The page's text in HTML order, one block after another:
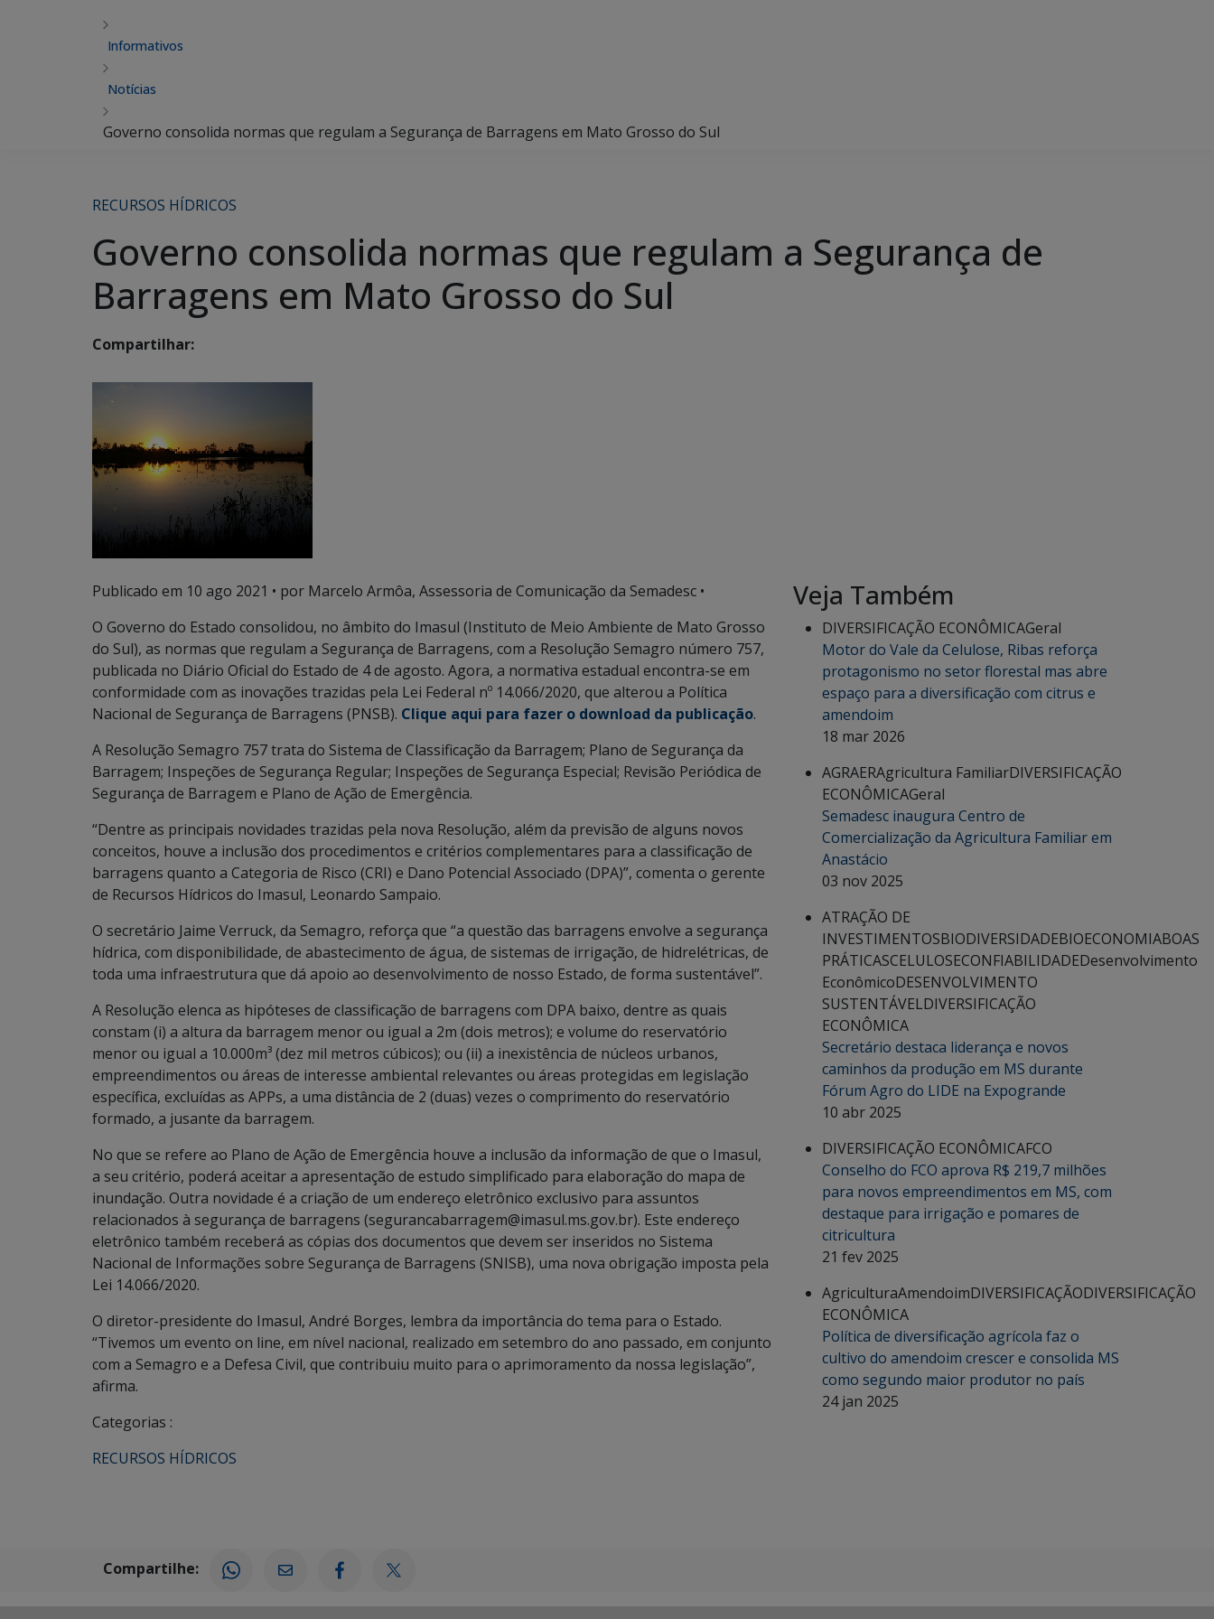
Informativos
Notícias
Governo consolida normas que regulam a Segurança de Barragens em Mato Grosso do Sul
RECURSOS HÍDRICOS
Governo consolida normas que regulam a Segurança de
Barragens em Mato Grosso do Sul
Compartilhar:
Publicado em 10 ago 2021 • por Marcelo Armôa, Assessoria de Comunicação da Semadesc •
O Governo do Estado consolidou, no âmbito do Imasul (Instituto de Meio Ambiente de Mato Grosso
do Sul), as normas que regulam a Segurança de Barragens, com a Resolução Semagro número 757,
publicada no Diário Oficial do Estado de 4 de agosto. Agora, a normativa estadual encontra-se em
conformidade com as inovações trazidas pela Lei Federal nº 14.066/2020, que alterou a Política
Nacional de Segurança de Barragens (PNSB). Clique aqui para fazer o download da publicação.
A Resolução Semagro 757 trata do Sistema de Classificação da Barragem; Plano de Segurança da
Barragem; Inspeções de Segurança Regular; Inspeções de Segurança Especial; Revisão Periódica de
Segurança de Barragem e Plano de Ação de Emergência.
“Dentre as principais novidades trazidas pela nova Resolução, além da previsão de alguns novos
conceitos, houve a inclusão dos procedimentos e critérios complementares para a classificação de
barragens quanto a Categoria de Risco (CRI) e Dano Potencial Associado (DPA)”, comenta o gerente
de Recursos Hídricos do Imasul, Leonardo Sampaio.
O secretário Jaime Verruck, da Semagro, reforça que “a questão das barragens envolve a segurança
hídrica, com disponibilidade, de abastecimento de água, de sistemas de irrigação, de hidrelétricas, de
toda uma infraestrutura que dá apoio ao desenvolvimento de nosso Estado, de forma sustentável”.
A Resolução elenca as hipóteses de classificação de barragens com DPA baixo, dentre as quais
constam (i) a altura da barragem menor ou igual a 2m (dois metros); e volume do reservatório
menor ou igual a 10.000m³ (dez mil metros cúbicos); ou (ii) a inexistência de núcleos urbanos,
empreendimentos ou áreas de interesse ambiental relevantes ou áreas protegidas em legislação
específica, excluídas as APPs, a uma distância de 2 (duas) vezes o comprimento do reservatório
formado, a jusante da barragem.
No que se refere ao Plano de Ação de Emergência houve a inclusão da informação de que o Imasul,
a seu critério, poderá aceitar a apresentação de estudo simplificado para elaboração do mapa de
inundação. Outra novidade é a criação de um endereço eletrônico exclusivo para assuntos
relacionados à segurança de barragens (segurancabarragem@imasul.ms.gov.br). Este endereço
eletrônico também receberá as cópias dos documentos que devem ser inseridos no Sistema
Nacional de Informações sobre Segurança de Barragens (SNISB), uma nova obrigação imposta pela
Lei 14.066/2020.
O diretor-presidente do Imasul, André Borges, lembra da importância do tema para o Estado.
“Tivemos um evento on line, em nível nacional, realizado em setembro do ano passado, em conjunto
com a Semagro e a Defesa Civil, que contribuiu muito para o aprimoramento da nossa legislação”,
afirma.
Categorias :
RECURSOS HÍDRICOS
Veja Também
DIVERSIFICAÇÃO ECONÔMICAGeral
Motor do Vale da Celulose, Ribas reforça
protagonismo no setor florestal mas abre
espaço para a diversificação com citrus e
amendoim
18 mar 2026
AGRAERAgricultura FamiliarDIVERSIFICAÇÃO
ECONÔMICAGeral
Semadesc inaugura Centro de
Comercialização da Agricultura Familiar em
Anastácio
03 nov 2025
ATRAÇÃO DE
INVESTIMENTOSBIODIVERSIDADEBIOECONOMIABOAS
PRÁTICASCELULOSECONFIABILIDADEDesenvolvimento
EconômicoDESENVOLVIMENTO
SUSTENTÁVELDIVERSIFICAÇÃO
ECONÔMICA
Secretário destaca liderança e novos
caminhos da produção em MS durante
Fórum Agro do LIDE na Expogrande
10 abr 2025
DIVERSIFICAÇÃO ECONÔMICAFCO
Conselho do FCO aprova R$ 219,7 milhões
para novos empreendimentos em MS, com
destaque para irrigação e pomares de
citricultura
21 fev 2025
AgriculturaAmendoimDIVERSIFICAÇÃODIVERSIFICAÇÃO
ECONÔMICA
Política de diversificação agrícola faz o
cultivo do amendoim crescer e consolida MS
como segundo maior produtor no país
24 jan 2025
Compartilhe: